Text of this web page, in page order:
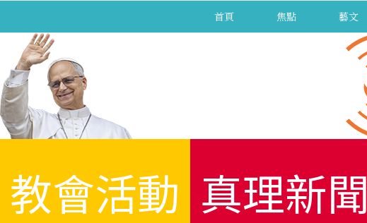
首頁 焦點 藝文
教會活動 真理新聞